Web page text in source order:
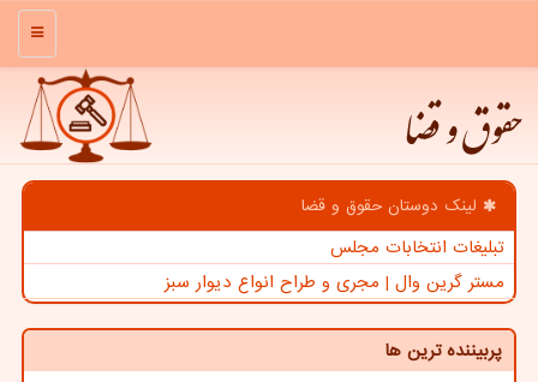
منو
حقوق و قضا
لینک دوستان حقوق و قضا
تبلیغات انتخابات مجلس
مستر گرین وال | مجری و طراح انواع دیوار سبز
پربیننده ترین ها